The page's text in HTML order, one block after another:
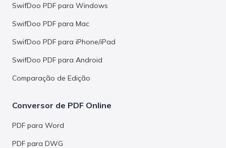
SwifDoo PDF para Windows
SwifDoo PDF para Mac
SwifDoo PDF para iPhone/iPad
SwifDoo PDF para Android
Comparação de Edição
Conversor de PDF Online
PDF para Word
PDF para DWG